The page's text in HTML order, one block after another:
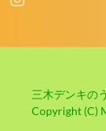
三木デンキの
Copyright (C)